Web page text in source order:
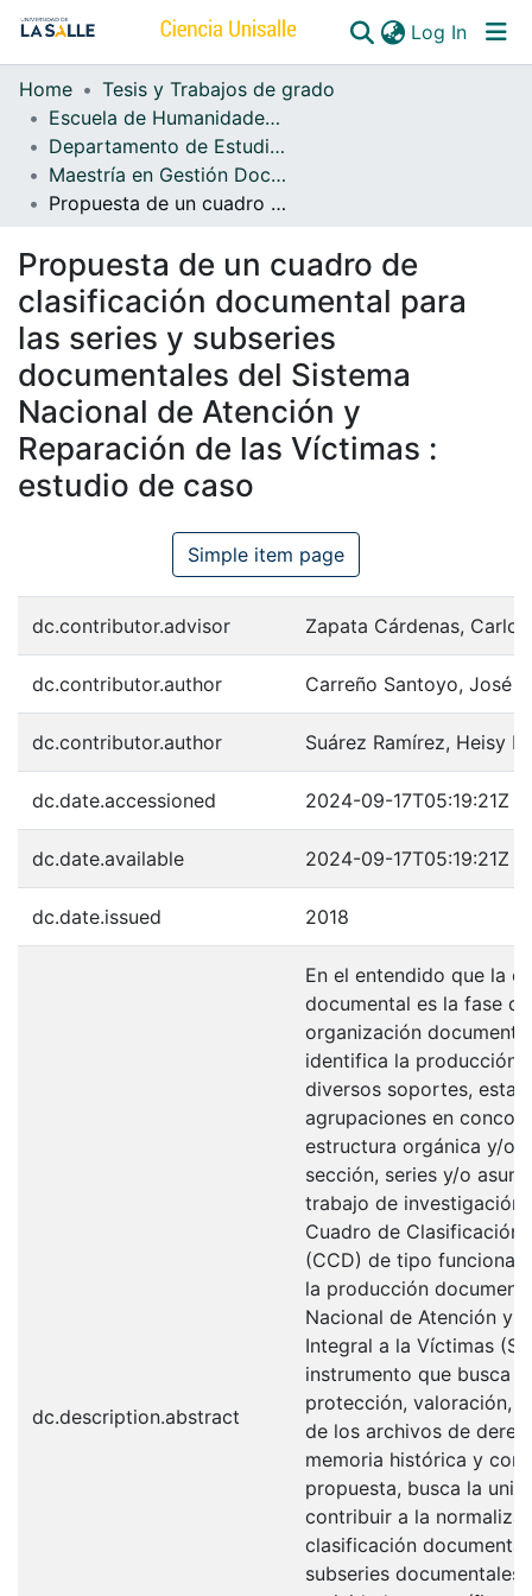
Log In
Communities & Collections
All of DSpace
Home
Tesis y Trabajos de grado
Escuela de Humanidades y Estudios Sociales
Departamento de Estudios de Información
Maestría en Gestión Documental y Administración de Archivos
Propuesta de un cuadro de clasificación documental para las series y subseries documentales del Sistema Nacional de Atención y Reparación de las Víctimas : estudio de caso
Propuesta de un cuadro de
clasificación documental para
las series y subseries
documentales del Sistema
Nacional de Atención y
Reparación de las Víctimas :
estudio de caso
Simple item page
dc.contributor.advisor Zapata Cárdenas,
dc.contributor.author Carreño Santoyo, José
dc.contributor.author Suárez Ramírez, Heisy
dc.date.accessioned 2024-09-17T05:19:21Z
dc.date.available 2024-09-17T05:19:21Z
dc.date.issued 2018
dc.description.abstract
En el entendido que la
documental es la fase
organización
identifica la producción
diversos soportes,
agrupaciones en
estructura orgánica y/o
sección, series y/o
trabajo de investigación
Cuadro de Clasificación
(CCD) de tipo funcional
la producción
Nacional de Atención y
Integral a la Víctimas
instrumento que busca
protección, valoración,
de los archivos de
memoria histórica y
propuesta, busca la
contribuir a la
clasificación
subseries documentales